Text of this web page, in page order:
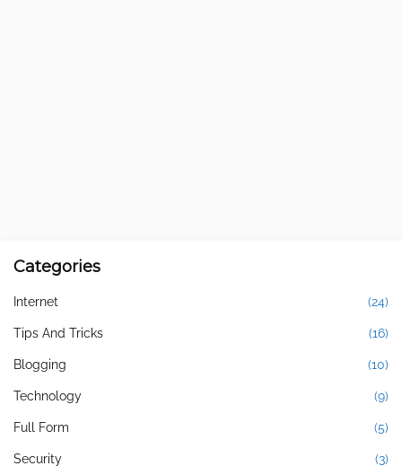
Categories
Internet (24)
Tips And Tricks (16)
Blogging (10)
Technology (9)
Full Form (5)
Security (3)